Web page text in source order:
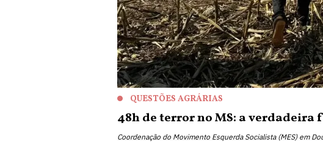
QUESTÕES AGRÁRIAS
48h de terror no MS: a verdadeira
Coordenação do Movimento Esquerda Socialista (MES) em